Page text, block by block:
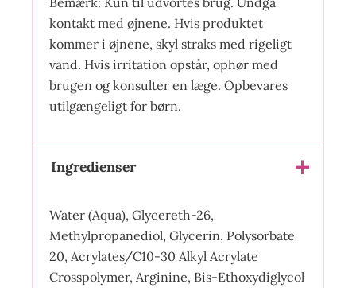
kontakt med øjnene. Hvis produktet
kommer i øjnene, skyl straks med rigeligt
vand. Hvis irritation opstår, ophør med
brugen og konsulter en læge. Opbevares
utilgængeligt for børn.
Ingredienser
Water (Aqua), Glycereth-26,
Methylpropanediol, Glycerin, Polysorbate
20, Acrylates/C10-30 Alkyl Acrylate
Crosspolymer, Arginine, Bis-Ethoxydiglycol